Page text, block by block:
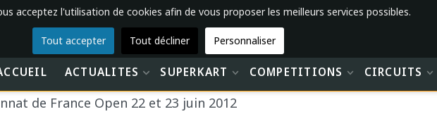
ACTUALITES SUPERKART COMPETITIONS CIRCUITS
de France Open 22 et 23 juin 2012
acceptez l'utilisation de cookies afin de vous proposer les meilleurs services possibles.
Tout accepter Tout décliner
Personnaliser